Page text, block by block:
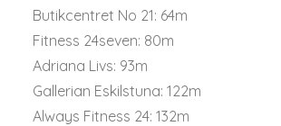
Butikcentret No 21: 64m
Fitness 24seven: 80m
Adriana Livs: 93m
Gallerian Eskilstuna: 122m
Always Fitness 24: 132m